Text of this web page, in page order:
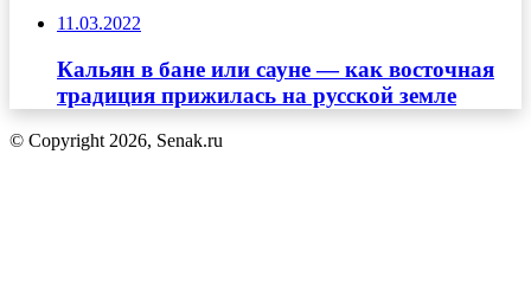
11.03.2022
Кальян в бане или сауне — как восточная
традиция прижилась на русской земле
© Copyright 2026, Senak.ru